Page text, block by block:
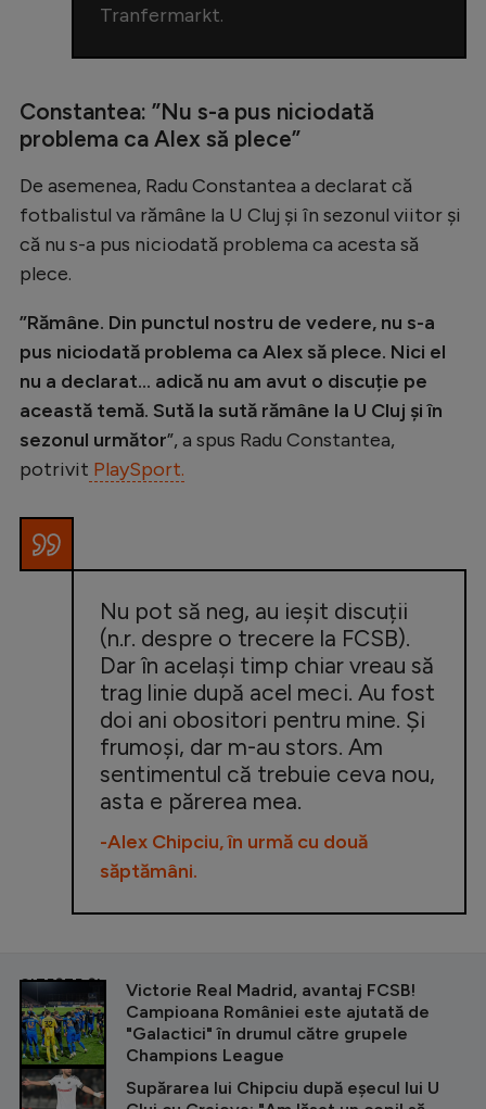
Tranfermarkt.
Constantea: ”Nu s-a pus niciodată
problema ca Alex să plece”
De asemenea, Radu Constantea a declarat că
fotbalistul va rămâne la U Cluj și în sezonul viitor și
că nu s-a pus niciodată problema ca acesta să
plece.
”Rămâne. Din punctul nostru de vedere, nu s-a
pus niciodată problema ca Alex să plece. Nici el
nu a declarat… adică nu am avut o discuție pe
această temă. Sută la sută rămâne la U Cluj și în
sezonul următor”, a spus Radu Constantea,
potrivit PlaySport.
Nu pot să neg, au ieșit discuții
(n.r. despre o trecere la FCSB).
Dar în același timp chiar vreau să
trag linie după acel meci. Au fost
doi ani obositori pentru mine. Și
frumoși, dar m-au stors. Am
sentimentul că trebuie ceva nou,
asta e părerea mea.
-Alex Chipciu, în urmă cu două
săptămâni.
CITEȘTE ȘI
Victorie Real Madrid, avantaj FCSB!
Campioana României este ajutată de
"Galactici" în drumul către grupele
Champions League
Supărarea lui Chipciu după eșecul lui U